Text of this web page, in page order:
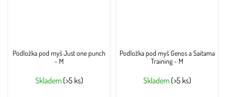
Podložka pod myš Just one punch
- M
Skladem (>5 ks)
Podložka pod myš Genos a Saitama
Training - M
Skladem (>5 ks)